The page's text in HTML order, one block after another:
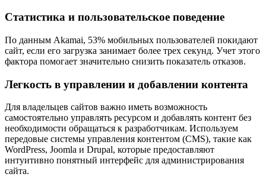
Статистика и пользовательское поведение
По данным Akamai, 53% мобильных пользователей покидают
сайт, если его загрузка занимает более трех секунд. Учет этого
фактора помогает значительно снизить показатель отказов.
Легкость в управлении и добавлении контента
Для владельцев сайтов важно иметь возможность
самостоятельно управлять ресурсом и добавлять контент без
необходимости обращаться к разработчикам. Используем
передовые системы управления контентом (CMS), такие как
WordPress, Joomla и Drupal, которые предоставляют
интуитивно понятный интерфейс для администрирования
сайта.